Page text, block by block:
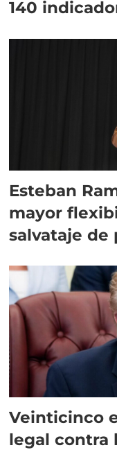
140
Esteban
mayor
salvataje de
Veinticinco
legal contra